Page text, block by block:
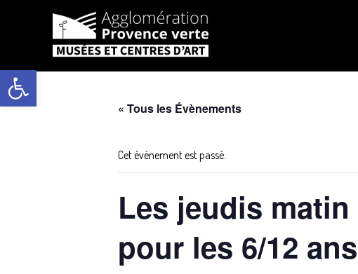
Ouvrir la barre d’outils
contenu
« Tous les Évènements
Cet évènement est passé.
Les jeudis
pour les 6/12